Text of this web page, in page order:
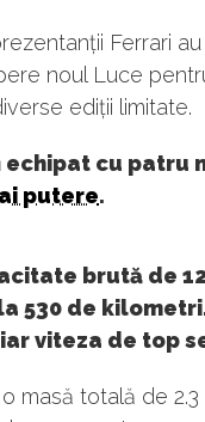
Ferrari
noul Luce
ediții limitate.
echipat cu patru
putere.
brută de
530 de
viteza de top
masă totală de